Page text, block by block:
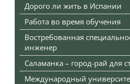
Дорого ли жить в Испании
Работа во время обучения
Востребованная
инженер
Саламанка – город-рай для
Международный